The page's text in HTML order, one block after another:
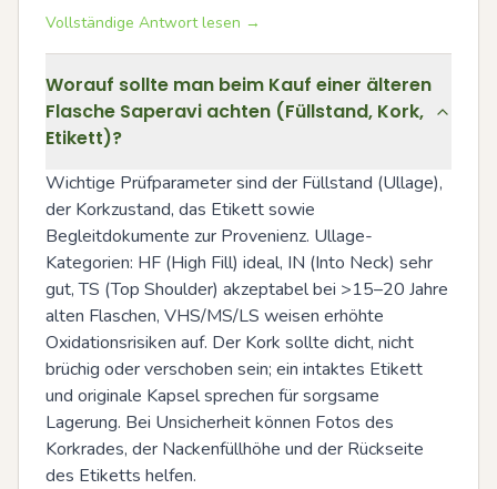
Vollständige Antwort lesen →
Worauf sollte man beim Kauf einer älteren
Flasche Saperavi achten (Füllstand, Kork,
Etikett)?
Wichtige Prüfparameter sind der Füllstand (Ullage),
der Korkzustand, das Etikett sowie
Begleitdokumente zur Provenienz. Ullage-
Kategorien: HF (High Fill) ideal, IN (Into Neck) sehr
gut, TS (Top Shoulder) akzeptabel bei >15–20 Jahre
alten Flaschen, VHS/MS/LS weisen erhöhte
Oxidationsrisiken auf. Der Kork sollte dicht, nicht
brüchig oder verschoben sein; ein intaktes Etikett
und originale Kapsel sprechen für sorgsame
Lagerung. Bei Unsicherheit können Fotos des
Korkrades, der Nackenfüllhöhe und der Rückseite
des Etiketts helfen.